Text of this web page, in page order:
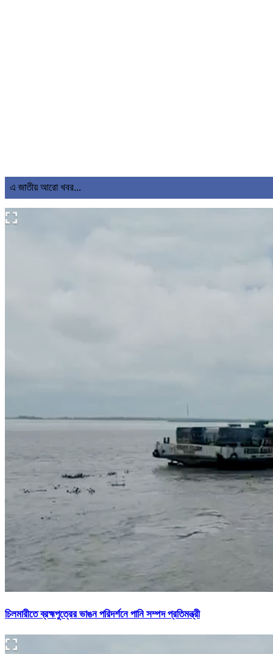
এ জাতীয় আরো খবর...
চিলমারীতে ব্রহ্মপুত্রের ভাঙন পরিদর্শনে পানি সম্পদ প্রতিমন্ত্রী